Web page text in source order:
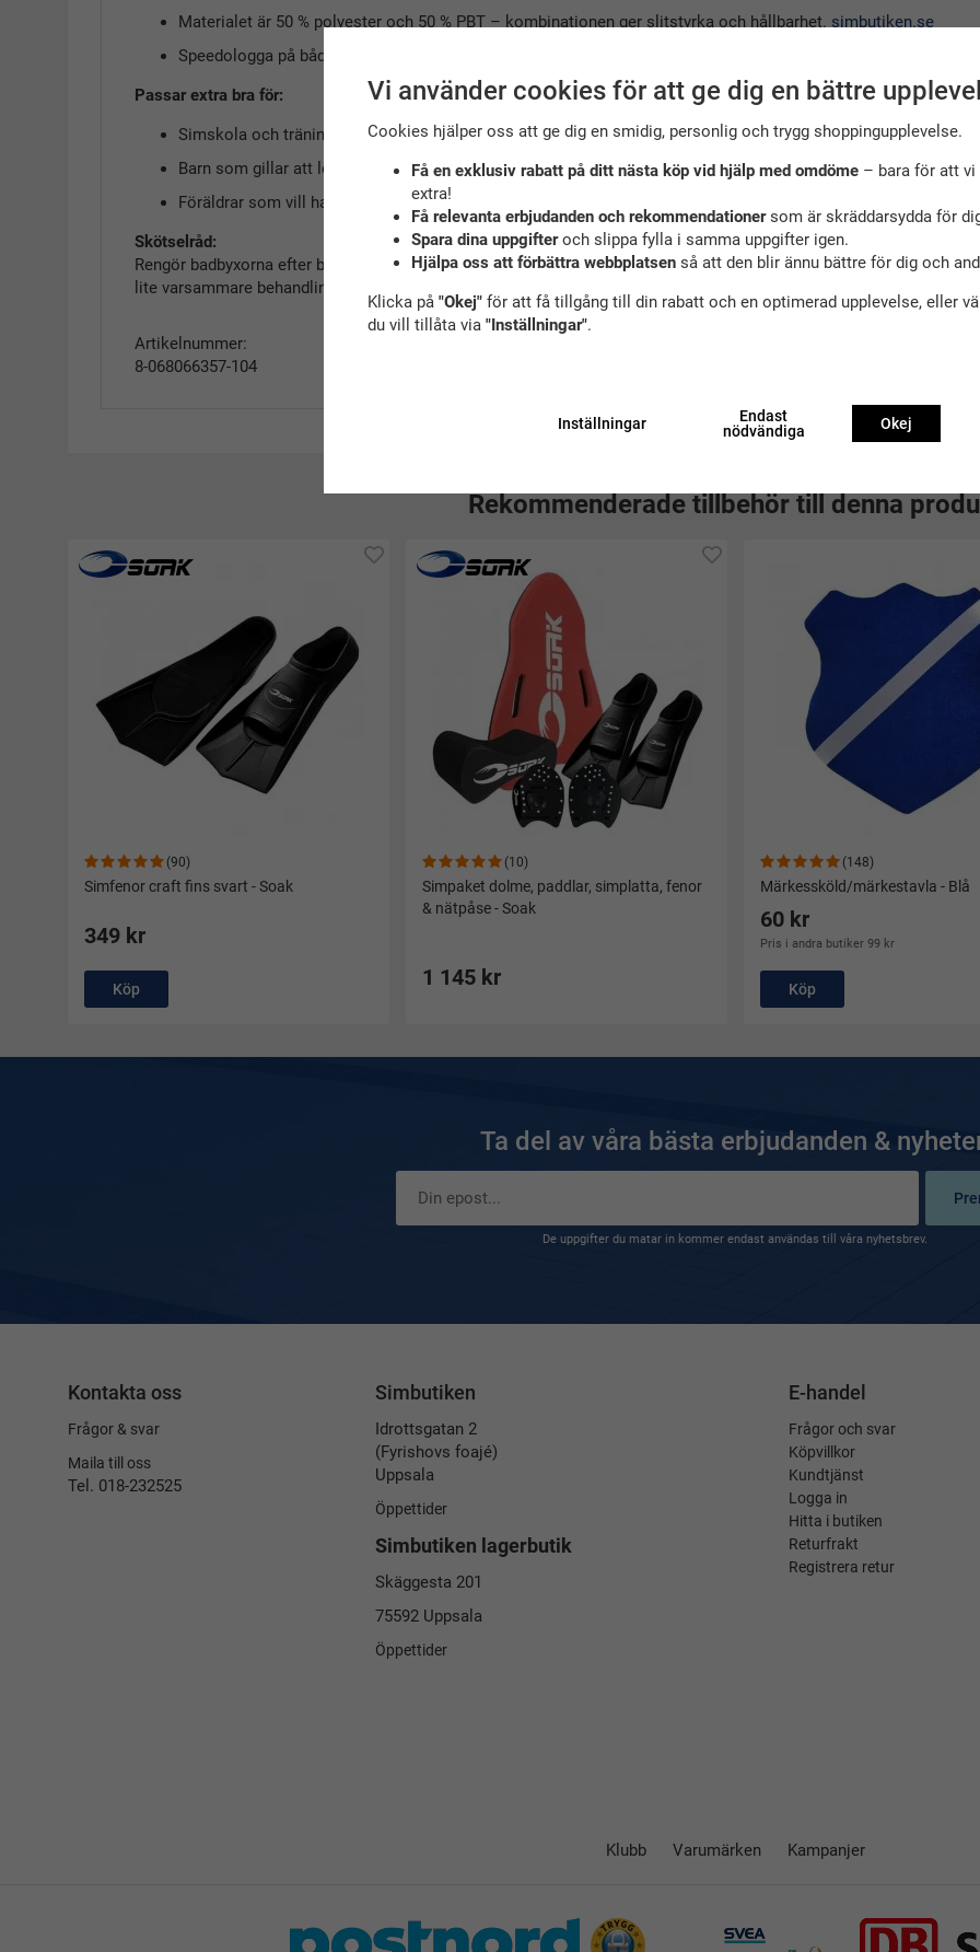
Materialet är 50 % polyester och 50 % PBT – kombinationen ger slitstyrka och hållbarhet. simbutiken.se
Speedologga på båda sidor ger en snygg finish och sportig känsla.
Passar extra bra för:
Simskola och träning där plagget används ofta. Tack vare klortåligheten slipper du bekymra dig för att
Barn som gillar att leka och röra sig mycket i vattnet – modellen sitter stadigt och ger friare rörelse jämfört
Föräldrar som vill ha ett hållbart och prisvärt plagg som klarar intensiva badpass.
Skötselråd:
Rengör badbyxorna efter badet och skölj ur klor för att förlänga livslängden. Undvik hög värme vid torkning –
lite varsammare behandling
Artikelnummer:
8-068066357-104
Rekommenderade tillbehör till denna
(90)
Simfenor craft fins svart - Soak
349 kr
Köp
(10)
Simpaket dolme, paddlar, simplatta, fenor
& nätpåse - Soak
1 145 kr
(148)
Märkessköld/märkestavla - Blå
60 kr
Pris i andra butiker 99 kr
Köp
Ta del av våra bästa erbjudanden &
De uppgifter du matar in kommer endast användas till våra nyhetsbrev.
Kontakta oss
Frågor & svar
Maila till oss
Tel. 018-232525
Simbutiken
Idrottsgatan 2
(Fyrishovs foajé)
Uppsala
Öppettider
Simbutiken lagerbutik
Skäggesta 201
75592 Uppsala
Öppettider
E-handel
Frågor och svar
Köpvillkor
Kundtjänst
Logga in
Hitta i butiken
Returfrakt
Registrera retur
Klubb Varumärken Kampanjer
Vi använder cookies för att ge dig en bättre
Cookies hjälper oss att ge dig en smidig, personlig och trygg shoppingupplevelse.
Få en exklusiv rabatt på ditt nästa köp vid hjälp med omdöme– bara för att vi
extra!
Få relevanta erbjudanden och rekommendationersom är skräddarsydda för
Spara dina uppgifteroch slippa fylla i samma uppgifter igen.
Hjälpa oss att förbättra webbplatsenså att den blir ännu bättre för dig och
Klicka på "Okej"för att få tillgång till din rabatt och en optimerad upplevelse, eller
du vill tillåta via "Inställningar".
Inställningar
Endast
nödvändiga
Okej